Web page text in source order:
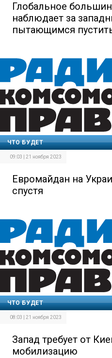
Глобальное
наблюдает за
пытающимся
ЧТО БУДЕТ
09:03 | 21 ноября 2023
Евромайдан на
спустя
ЧТО БУДЕТ
08:03 | 21 ноября 2023
Запад требует от
мобилизацию